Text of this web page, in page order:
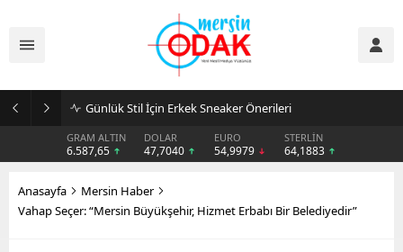
Günlük Stil İçin Erkek Sneaker Önerileri
GRAM ALTIN
6.587,65
DOLAR
47,7040
EURO
54,9979
STERLİN
64,1883
Anasayfa
Mersin Haber
Vahap Seçer: “Mersin Büyükşehir, Hizmet Erbabı Bir Belediyedir”